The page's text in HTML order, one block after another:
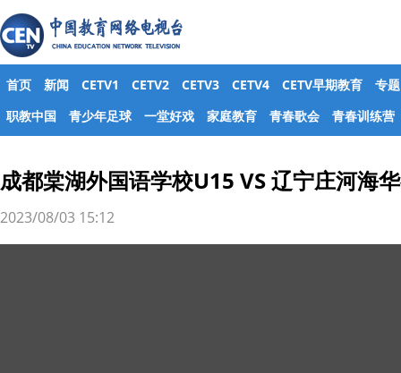
首页 新闻 CETV1 CETV2 CETV3 CETV4 CETV早期教育
专题
职教中国
青少年足球 一堂好戏 家庭教育 青春歌会 青春训练营
成都棠湖外国语学校U15 VS 辽宁庄河海
2023/08/03 15:12